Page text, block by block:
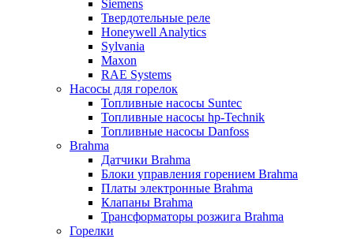
Siemens
Твердотельные реле
Honeywell Analytics
Sylvania
Maxon
RAE Systems
Насосы для горелок
Топливные насосы Suntec
Топливные насосы hp-Technik
Топливные насосы Danfoss
Brahma
Датчики Brahma
Блоки управления горением Brahma
Платы электронные Brahma
Клапаны Brahma
Трансформаторы розжига Brahma
Горелки